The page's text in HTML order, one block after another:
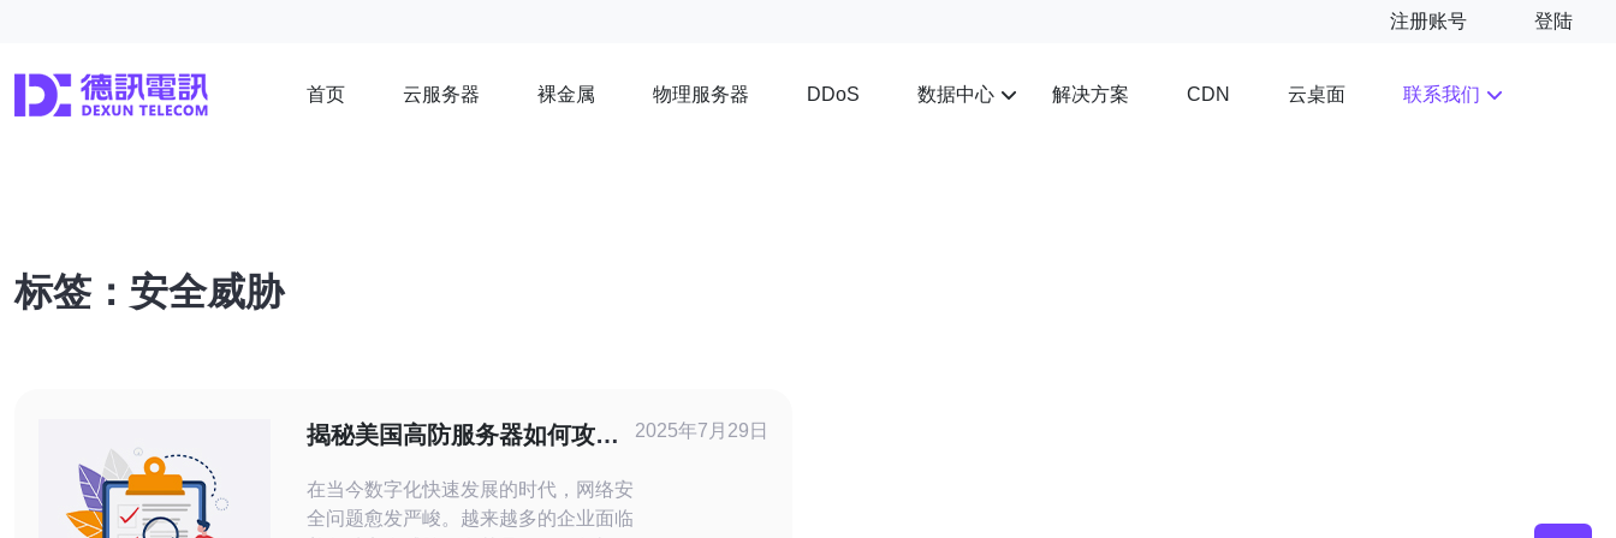
注册账号 登陆
首页 云服务器 裸金属 物理服务器 DDoS 数据中心 解决方案 CDN 云桌面 联系我们
标签：安全威胁
揭秘美国高防服务器如何攻破
在当今数字化快速发展的时代，网络安
全问题愈发严峻。越来越多的企业面临
2025年7月29日